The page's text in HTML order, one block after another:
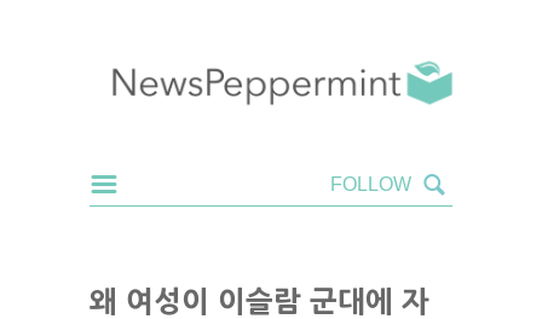
왜 여성이 이슬람 군대에 자